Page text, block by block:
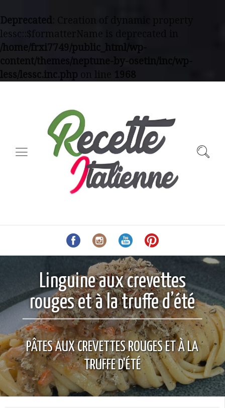
Deprecated
: Creation of dynamic property
lessc::$formatterName is deprecated in
/home/frxi7749/public_html/wp-
content/themes/neptune-by-osetin/inc/wp-
less/lessc.inc.php on line
Linguine aux crevettes
rouges et à la truffe d’été
PÂTES AUX CREVETTES ROUGES ET À LA
TRUFFE D'ÉTÉ